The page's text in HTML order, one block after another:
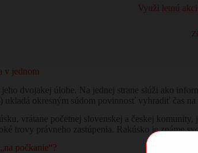
Využi letnú
v jednom
jeho dvojakej úlohe. Na jednej strane slúži ako
) ukladá okresným súdom povinnosť vyhradiť čas
vrátane početnej slovenskej a českej
trovy právneho zastúpenia. Rakúsko je známe
počkanie“?